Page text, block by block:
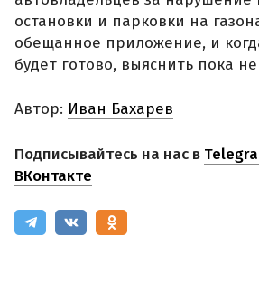
остановки и парковки на
обещанное приложение, и
будет готово, выяснить пока не
Автор: Иван Бахарев
Подписывайтесь на нас в
ВКонтакте